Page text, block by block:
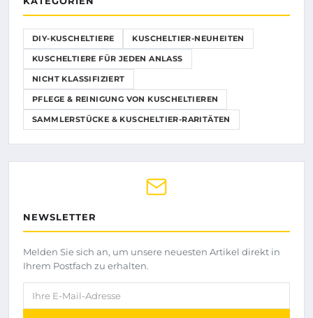
DIY-KUSCHELTIERE KUSCHELTIER-NEUHEITEN
KUSCHELTIERE FÜR JEDEN ANLASS
NICHT KLASSIFIZIERT
PFLEGE & REINIGUNG VON KUSCHELTIEREN
SAMMLERSTÜCKE & KUSCHELTIER-RARITÄTEN
NEWSLETTER
Melden Sie sich an, um unsere neuesten Artikel direkt in
Ihrem Postfach zu erhalten.
Ihre E-Mail-Adresse